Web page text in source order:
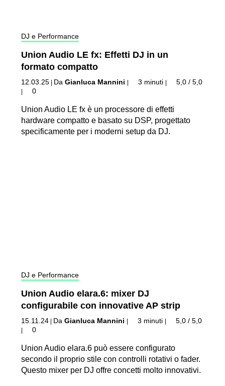
DJ e Performance
Union Audio LE fx: Effetti DJ in un
formato compatto
12.03.25 DaGianluca Mannini 3 minuti 5,0 / 5,0
0
Union Audio LE fx è un processore di effetti
hardware compatto e basato su DSP, progettato
specificamente per i moderni setup da DJ.
DJ e Performance
Union Audio elara.6: mixer DJ
configurabile con innovative AP strip
15.11.24 DaGianluca Mannini 3 minuti 5,0 / 5,0
0
Union Audio elara.6 può essere configurato
secondo il proprio stile con controlli rotativi o fader.
Questo mixer per DJ offre concetti molto innovativi.